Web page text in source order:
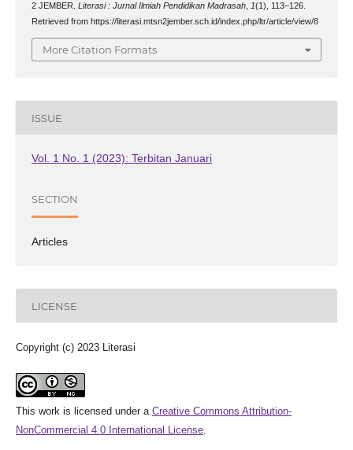
2 JEMBER. Literasi : Jurnal Ilmiah Pendidikan Madrasah, 1(1), 113–126.
Retrieved from https://literasi.mtsn2jember.sch.id/index.php/ltr/article/view/8
More Citation Formats
ISSUE
Vol. 1 No. 1 (2023): Terbitan Januari
SECTION
Articles
LICENSE
Copyright (c) 2023 Literasi
This work is licensed under a Creative Commons Attribution-
NonCommercial 4.0 International License.